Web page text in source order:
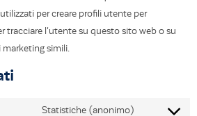
per creare profili utente per
tracciare l'utente su questo sito web o su
simili.
Statistiche (anonimo)